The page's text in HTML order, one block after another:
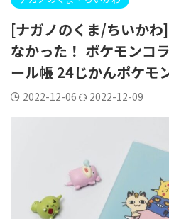
[ナガノのくま/ちいか
なかった！ ポケモンコ
ール帳 24じかんポケモ
2022-12-06 2022-12-09